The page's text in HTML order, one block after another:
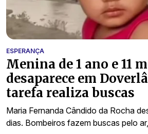
ESPERANÇA
Menina de 1 ano e 11
desaparece em
tarefa realiza buscas
Maria Fernanda Cândido da Rocha
dias. Bombeiros fazem buscas pelo